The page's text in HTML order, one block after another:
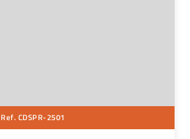
Ref. CDSPR-2501